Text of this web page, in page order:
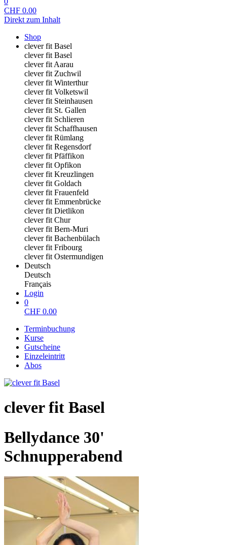
CHF 0.00
Direkt zum Inhalt
Shop
clever fit Basel
clever fit Basel
clever fit Aarau
clever fit Zuchwil
clever fit Winterthur
clever fit Volketswil
clever fit Steinhausen
clever fit St. Gallen
clever fit Schlieren
clever fit Schaffhausen
clever fit Rümlang
clever fit Regensdorf
clever fit Pfäffikon
clever fit Opfikon
clever fit Kreuzlingen
clever fit Goldach
clever fit Frauenfeld
clever fit Emmenbrücke
clever fit Dietlikon
clever fit Chur
clever fit Bern-Muri
clever fit Bachenbülach
clever fit Fribourg
clever fit Ostermundigen
Deutsch
Deutsch
Français
Login
0
CHF 0.00
Terminbuchung
Kurse
Gutscheine
Einzeleintritt
Abos
clever fit Basel
Bellydance 30'
Schnupperabend